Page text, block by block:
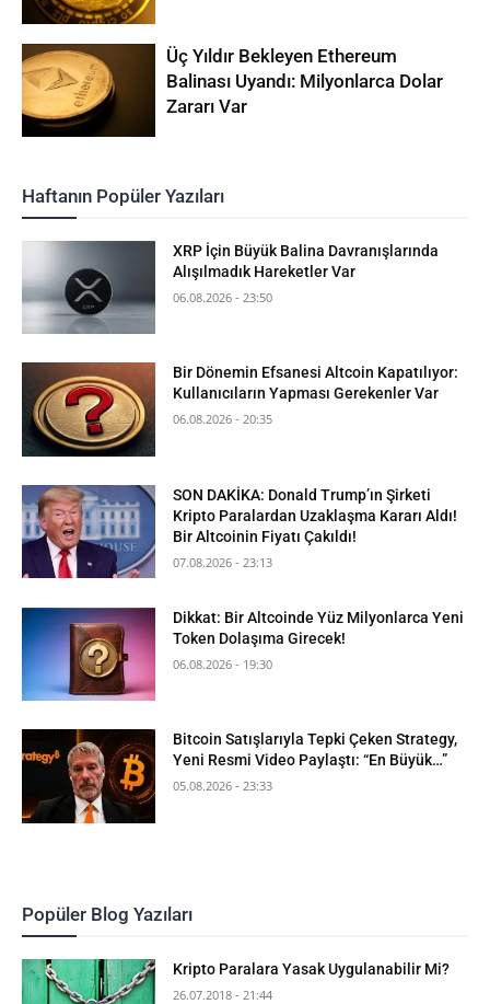
Üç Yıldır Bekleyen Ethereum
Balinası Uyandı: Milyonlarca Dolar
Zararı Var
Haftanın Popüler Yazıları
XRP İçin Büyük Balina Davranışlarında
Alışılmadık Hareketler Var
06.08.2026 - 23:50
Bir Dönemin Efsanesi Altcoin Kapatılıyor:
Kullanıcıların Yapması Gerekenler Var
06.08.2026 - 20:35
SON DAKİKA: Donald Trump’ın Şirketi
Kripto Paralardan Uzaklaşma Kararı Aldı!
Bir Altcoinin Fiyatı Çakıldı!
07.08.2026 - 23:13
Dikkat: Bir Altcoinde Yüz Milyonlarca Yeni
Token Dolaşıma Girecek!
06.08.2026 - 19:30
Bitcoin Satışlarıyla Tepki Çeken Strategy,
Yeni Resmi Video Paylaştı: “En Büyük…”
05.08.2026 - 23:33
Popüler Blog Yazıları
Kripto Paralara Yasak Uygulanabilir Mi?
26.07.2018 - 21:44